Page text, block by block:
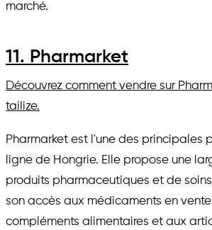
marché.
11. Pharmarket
Découvrez comment vendre sur
tailize.
Pharmarket est l'une des principales
ligne de Hongrie. Elle propose une
produits pharmaceutiques et de
son accès aux médicaments en
compléments alimentaires et aux